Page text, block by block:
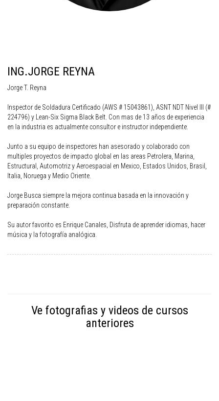
ING.JORGE REYNA
Jorge T. Reyna
Inspector de Soldadura Certificado (AWS # 15043861), ASNT NDT Nivel III (#
224796) y Lean-Six Sigma Black Belt. Con mas de 13 años de experiencia
en la industria es actualmente consultor e instructor independiente.
Junto a su equipo de inspectores han asesorado y colaborado con
multiples proyectos de impacto global en las areas Petrolera, Marina,
Estructural, Automotriz y Aeroespacial en Mexico, Estados Unidos, Brasil,
Italia, Noruega y Medio Oriente.
Jorge Busca siempre la mejora continua basada en la innovación y
preparación constante.
Su autor favorito es Enrique Canales, Disfruta de aprender idiomas, hacer
música y la fotografía analógica.
Ve fotografias y videos de cursos
anteriores